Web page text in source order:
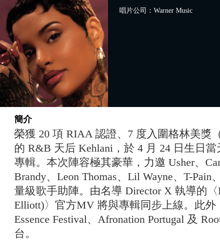
唱片公司：Warner Music
簡介
榮獲 20 項 RIAA 認證、7 度入圍格林美獎
的 R&B 天后 Kehlani，於 4 月 24 日生日
專輯。本次陣容極其豪華，力邀 Usher、
Brandy、Leon Thomas、Lil Wayne、T-Pain
量級歌手助陣。由名導 Director X 執導的〈
Elliott)〉官方MV 將與專輯同步上線。此外
Essence Festival、Afronation Portugal 及
台。